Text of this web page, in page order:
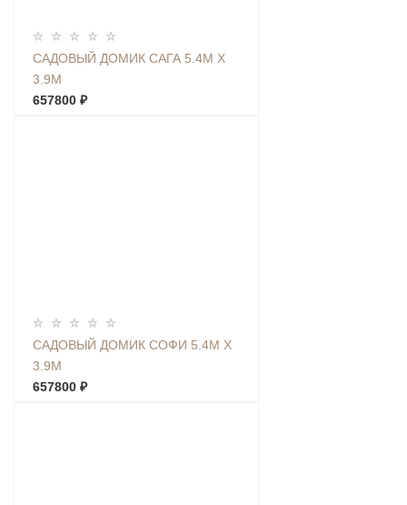
САДОВЫЙ ДОМИК САГА 5.4М Х
3.9М
657800 ₽
САДОВЫЙ ДОМИК СОФИ 5.4М Х
3.9М
657800 ₽